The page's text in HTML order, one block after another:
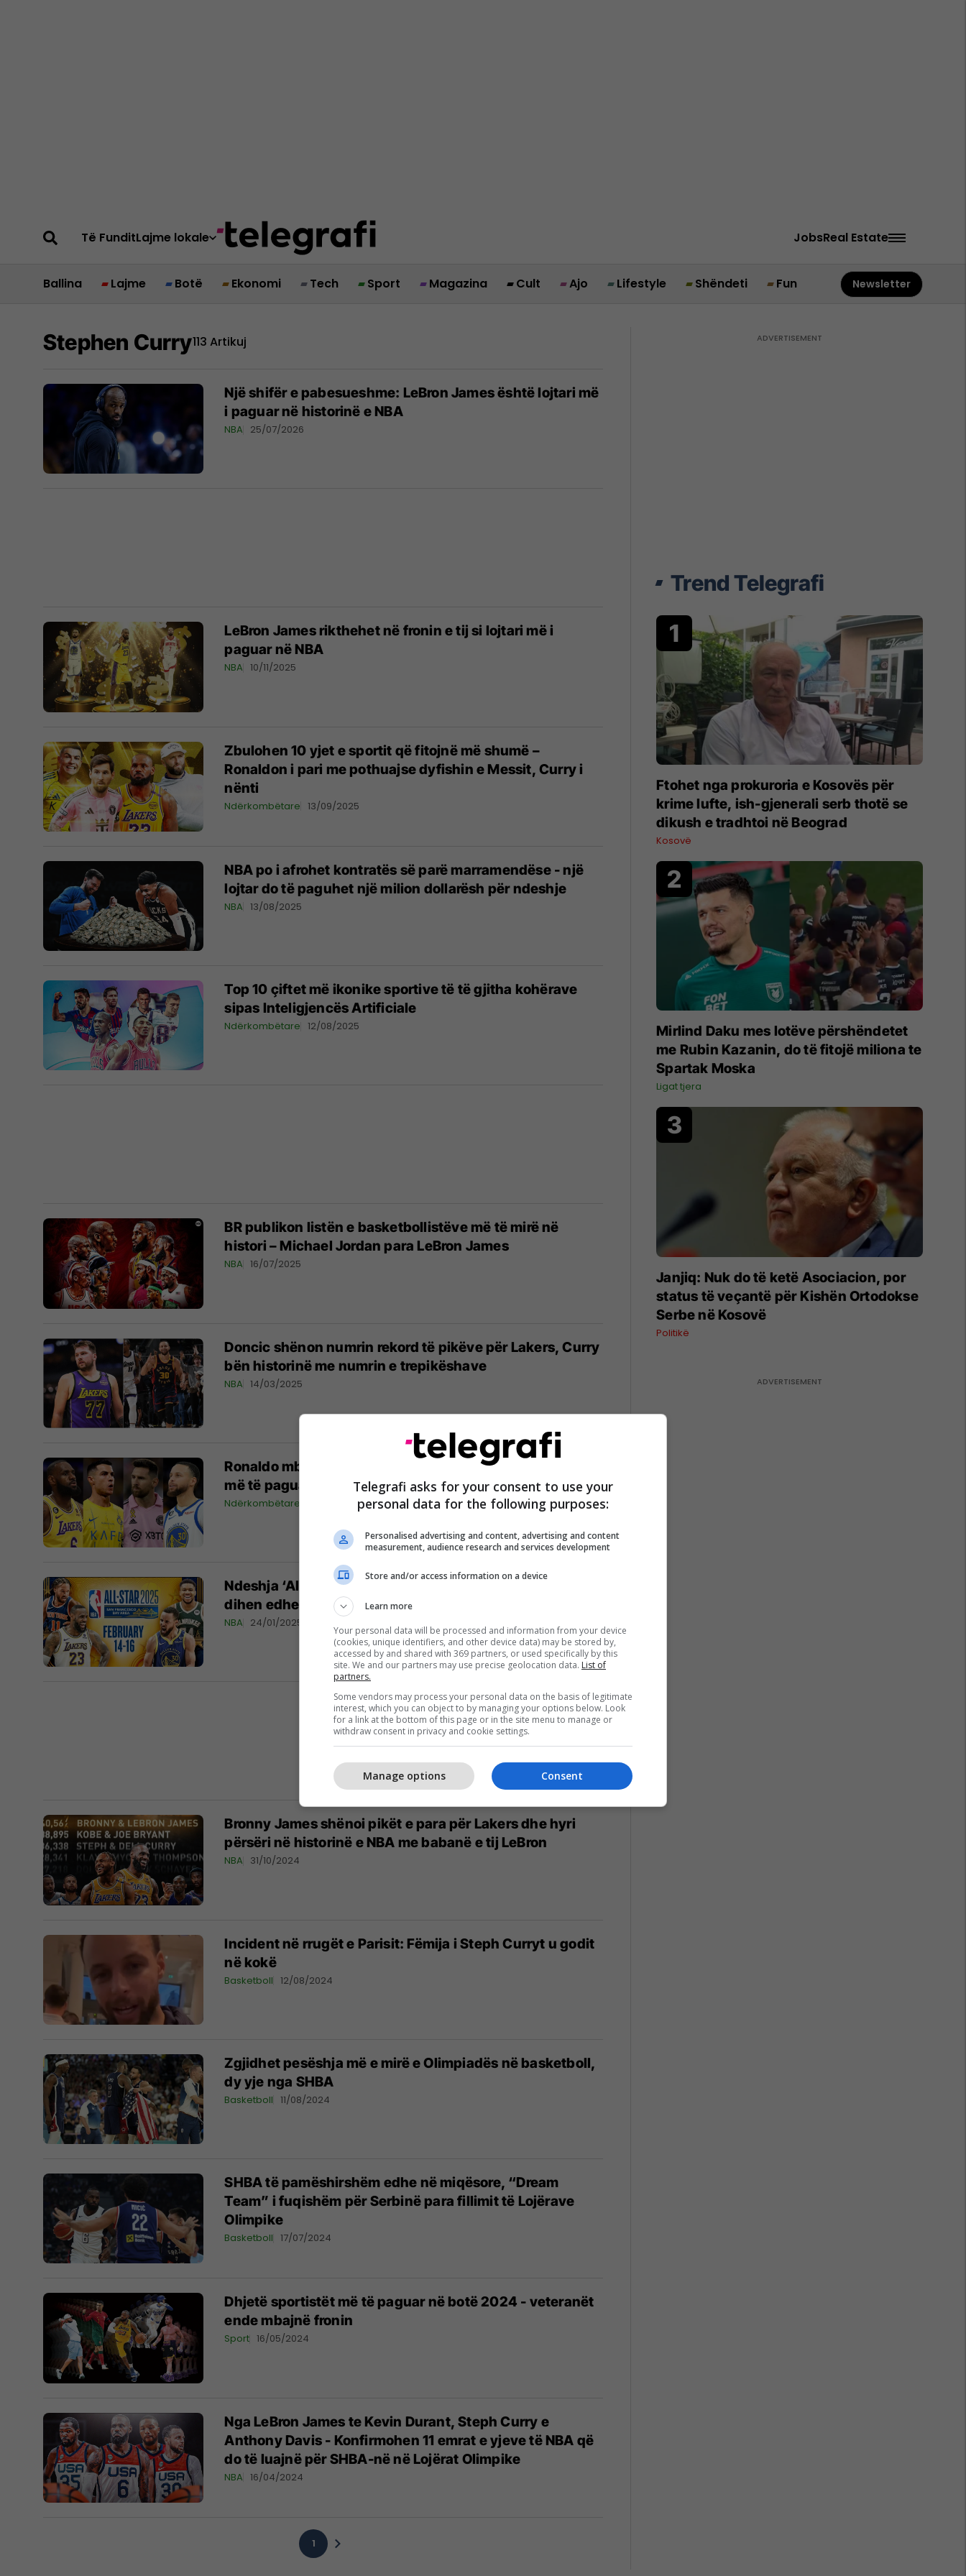
Të FunditLajme lokale JobsReal Estate
Ballina Lajme Botë Ekonomi Tech Sport Magazina Cult Ajo Lifestyle Shëndeti Fun Newsletter
Stephen Curry113 Artikuj
Një shifër e pabesueshme: LeBron James është lojtari më
i paguar në historinë e NBA
NBA 25/07/2026
LeBron James rikthehet në fronin e tij si lojtari më i
paguar në NBA
NBA 10/11/2025
Zbulohen 10 yjet e sportit që fitojnë më shumë –
Ronaldon i pari me pothuajse dyfishin e Messit, Curry i
nënti
Ndërkombëtare 13/09/2025
NBA po i afrohet kontratës së parë marramendëse - një
lojtar do të paguhet një milion dollarësh për ndeshje
NBA 13/08/2025
Top 10 çiftet më ikonike sportive të të gjitha kohërave
sipas Inteligjencës Artificiale
Ndërkombëtare 12/08/2025
BR publikon listën e basketbollistëve më të mirë në
histori – Michael Jordan para LeBron James
NBA 16/07/2025
Doncic shënon numrin rekord të pikëve për Lakers, Curry
bën historinë me numrin e trepikëshave
NBA 14/03/2025
Ronaldo mbret i parave: Kryeson listën e 10 sportistëve
më të paguar në botë!
Ndërkombëtare 12/02/2025
Ndeshja ‘All Star’ do të luhet në një format tjetër, tani
dihen edhe pesëshet e dy konferencave
NBA 24/01/2025
Bronny James shënoi pikët e para për Lakers dhe hyri
përsëri në historinë e NBA me babanë e tij LeBron
NBA 31/10/2024
Incident në rrugët e Parisit: Fëmija i Steph Curryt u godit
në kokë
Basketboll 12/08/2024
Zgjidhet pesëshja më e mirë e Olimpiadës në basketboll,
dy yje nga SHBA
Basketboll 11/08/2024
SHBA të pamëshirshëm edhe në miqësore, “Dream
Team” i fuqishëm për Serbinë para fillimit të Lojërave
Olimpike
Basketboll 17/07/2024
Dhjetë sportistët më të paguar në botë 2024 - veteranët
ende mbajnë fronin
Sport 16/05/2024
Nga LeBron James te Kevin Durant, Steph Curry e
Anthony Davis - Konfirmohen 11 emrat e yjeve të NBA që
do të luajnë për SHBA-në në Lojërat Olimpike
NBA 16/04/2024
1
Trend Telegrafi
Ftohet nga prokuroria e Kosovës për
krime lufte, ish-gjenerali serb thotë se
dikush e tradhtoi në Beograd
Kosovë
Mirlind Daku mes lotëve përshëndetet
me Rubin Kazanin, do të fitojë miliona te
Spartak Moska
Ligat tjera
Janjiq: Nuk do të ketë Asociacion, por
status të veçantë për Kishën Ortodokse
Serbe në Kosovë
Politikë
Telegrafi asks for your consent to use your
personal data for the following purposes:
Personalised advertising and content, advertising and content
measurement, audience research and services development
Store and/or access information on a device
Learn more
Your personal data will be processed and information from your device
(cookies, unique identifiers, and other device data) may be stored by,
accessed by and shared with 369 partners, or used specifically by this
site. We and our partners may use precise geolocation data. List of
partners.
Some vendors may process your personal data on the basis of legitimate
interest, which you can object to by managing your options below. Look
for a link at the bottom of this page or in the site menu to manage or
withdraw consent in privacy and cookie settings.
Consent
Manage options